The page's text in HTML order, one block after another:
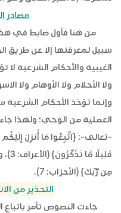
مصادر
من هنا فأول ضابط في هذا
سبيل لمعرفتها إلا عن طريق
الغيبية والأحكام الشرعية لا
ولا الأحلام ولا الأوهام ولا
وإنما تؤخذ الأحكام الشرعية
العملية من الوحي؛ ولهذا
-تعالى-: {اتَّبِعُوا مَا أُنزِلَ
مِن رَّبِّكَ} (الأحزاب: 7).
التحذير من
جاءت النصوص تأمر باتباع